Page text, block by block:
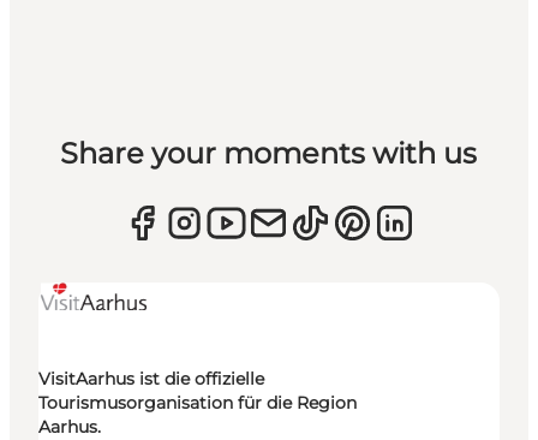
Share your moments with us
VisitAarhus ist die offizielle
Tourismusorganisation für die Region
Aarhus.